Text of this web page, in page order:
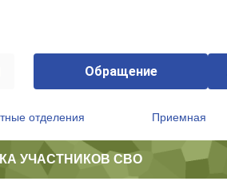
Обращение
отделения Приемная
УЧАСТНИКОВ СВО